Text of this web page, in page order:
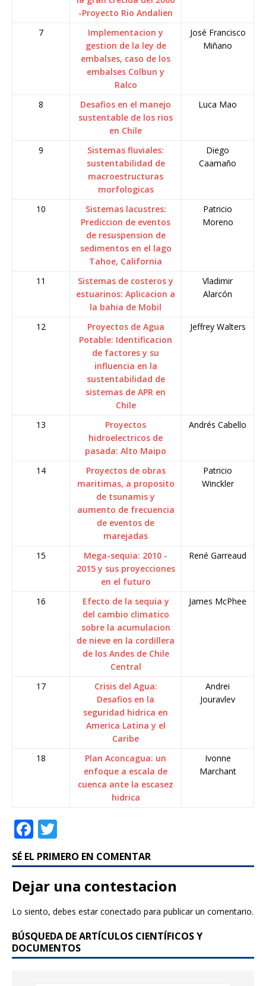
-Proyecto Rio Andalien
7
Implementacion y
gestion de la ley de
embalses, caso de los
embalses Colbun y
Ralco
José Francisco
Miñano
8
Desafios en el manejo
sustentable de los rios
en Chile
Luca Mao
9
Sistemas fluviales:
sustentabilidad de
macroestructuras
morfologicas
Diego
Caamaño
10
Sistemas lacustres:
Prediccion de eventos
de resuspension de
sedimentos en el lago
Tahoe, California
Patricio
Moreno
11
Sistemas de costeros y
estuarinos: Aplicacion a
la bahia de Mobil
Vladimir
Alarcón
12
Proyectos de Agua
Potable: Identificacion
de factores y su
influencia en la
sustentabilidad de
sistemas de APR en
Chile
Jeffrey Walters
13
Proyectos
hidroelectricos de
pasada: Alto Maipo
Andrés Cabello
14
Proyectos de obras
maritimas, a proposito
de tsunamis y
aumento de frecuencia
de eventos de
marejadas
Patricio
Winckler
15
Mega-sequia: 2010 -
2015 y sus proyecciones
en el futuro
René Garreaud
16
Efecto de la sequia y
del cambio climatico
sobre la acumulacion
de nieve en la cordillera
de los Andes de Chile
Central
James McPhee
17
Crisis del Agua:
Desafios en la
seguridad hidrica en
America Latina y el
Caribe
Andrei
Jouravlev
18
Plan Aconcagua: un
enfoque a escala de
cuenca ante la escasez
hidrica
Ivonne
Marchant
F
a
c
e
b
o
k
w
it
te
r
SÉ EL PRIMERO EN COMENTAR
Dejar una contestacion
Lo siento, debes estarconectado para publicar un comentario.
BÚSQUEDA DE ARTÍCULOS CIENTÍFICOS Y
DOCUMENTOS